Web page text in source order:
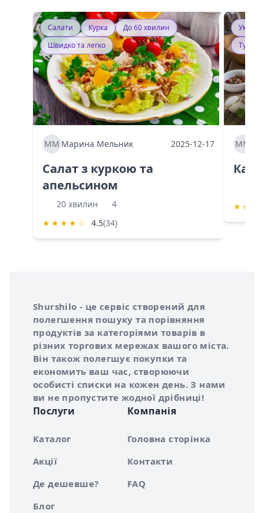
Салати Курка
До 60 хвилин
Швидко та легко
ММ Марина Мельник 2025-12-17
Салат з куркою та
апельсином
20 хвилин
4
★ ★ ★ ★ ☆ 4.5(34)
ММ
★ ★
Про сервіс Shurshilo
Shurshilo - це сервіс створений для
полегшення пошуку та порівняння
продуктів за категоріями товарів в
різних торгових мережах вашого міста.
Він також полегшує покупки та
економить ваш час, створюючи
особисті списки на кожен день. З нами
ви не пропустите жодної дрібниці!
Послуги
Каталог
Акції
Де дешевше?
Блог
Компанія
Головна сторінка
Контакти
FAQ